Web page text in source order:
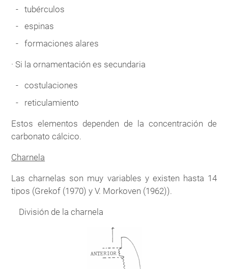
tubérculos
espinas
formaciones alares
· Si la ornamentación es secundaria
costulaciones
reticulamiento
Estos elementos dependen de la concentración de
carbonato cálcico.
Charnela
Las charnelas son muy variables y existen hasta 14
tipos (Grekof (1970) y V. Morkoven (1962)).
División de la charnela